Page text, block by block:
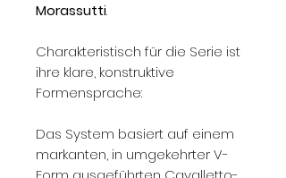
Morassutti.
Charakteristisch für die Serie ist
ihre klare, konstruktive
Formensprache:
Das System basiert auf einem
markanten, in umgekehrter V-